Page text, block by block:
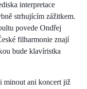
interpretace
strhujícím zážitkem.
povede Ondřej
filharmonie znají
bude klavíristka
minout ani koncert již